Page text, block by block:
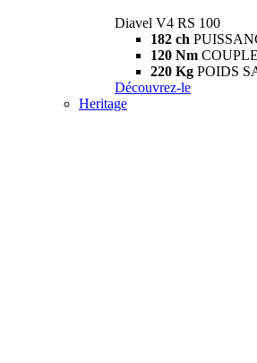
Diavel V4 RS 100
182 ch
120 Nm COUPLE
220 Kg POIDS
Découvrez-le
Heritage